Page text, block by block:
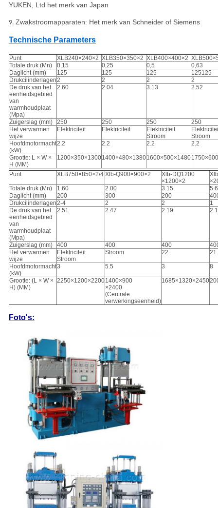
YUKEN, Ltd het merk van Japan
9. Zwakstroomapparaten: Het merk van Schneider of Siemens
Technische Parameters
Punt XLB240×240×2 XLB350×350×2 XLB400×400×2
Totale druk (Mn)
0,15 0,25 0,5
0,63
Daglicht (mm)
125 125 125
125125
Drukcilinderlagen2 2 2
2
De druk van het
eenheidsgebied
van
warmhoudplaat
(Mpa)
2.60 2.04 3.13 2.52
Zuigerslag (mm) 250 250 250
250
Het verwarmen
wijze
Elektriciteit Elektriciteit
Elektriciteit
Stroom
Stroom
Hoofdmotormacht
(kW)
2.2 2.2 2.2 2.2
Grootte: L × W ×
H (MM)
1200×350×13001400×480×13801600×500×1480
Punt XLB750×850×2/4 Xlb-Q900×900×2
Xlb-DQ1200
×1200×2
Totale druk (Mn)
1.60 2.00 3.15
Daglicht (mm)
200 300 200
Drukcilinderlagen2-4 2 2
1
De druk van het
eenheidsgebied
van
warmhoudplaat
(Mpa)
2.51 2.47 2.19
Zuigerslag (mm) 400 400 400
Het verwarmen
wijze
Elektriciteit
Stroom
Stroom 22
Hoofdmotormacht
(kW)
3 5.5 3 8
Grootte: (L × W ×
H) (MM)
2250×1200×22001400×900
×2400
(Centrale
verwerkingseenheid)
1685×1320×2450
Foto's: